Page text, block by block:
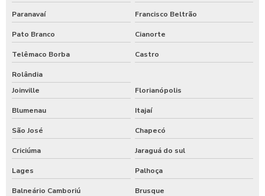
Paranavaí Francisco Beltrão
Pato Branco Cianorte
Telêmaco Borba Castro
Rolândia
Joinville
Florianópolis
Blumenau Itajaí
São José Chapecó
Criciúma Jaraguá do sul
Lages Palhoça
Balneário Camboriú Brusque